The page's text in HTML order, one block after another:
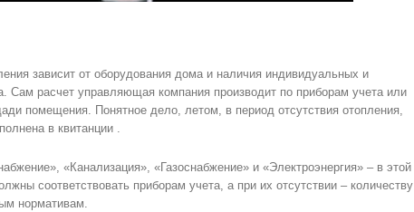
зависит от оборудования дома и наличия индивидуальных и
Сам расчет управляющая компания производит по приборам учета или
помещения. Понятное дело, летом, в период отсутствия отопления,
в квитанции .
«Канализация», «Газоснабжение» и «Электроэнергия» – в этой
соответствовать приборам учета, а при их отсутствии – количеству
нормативам.